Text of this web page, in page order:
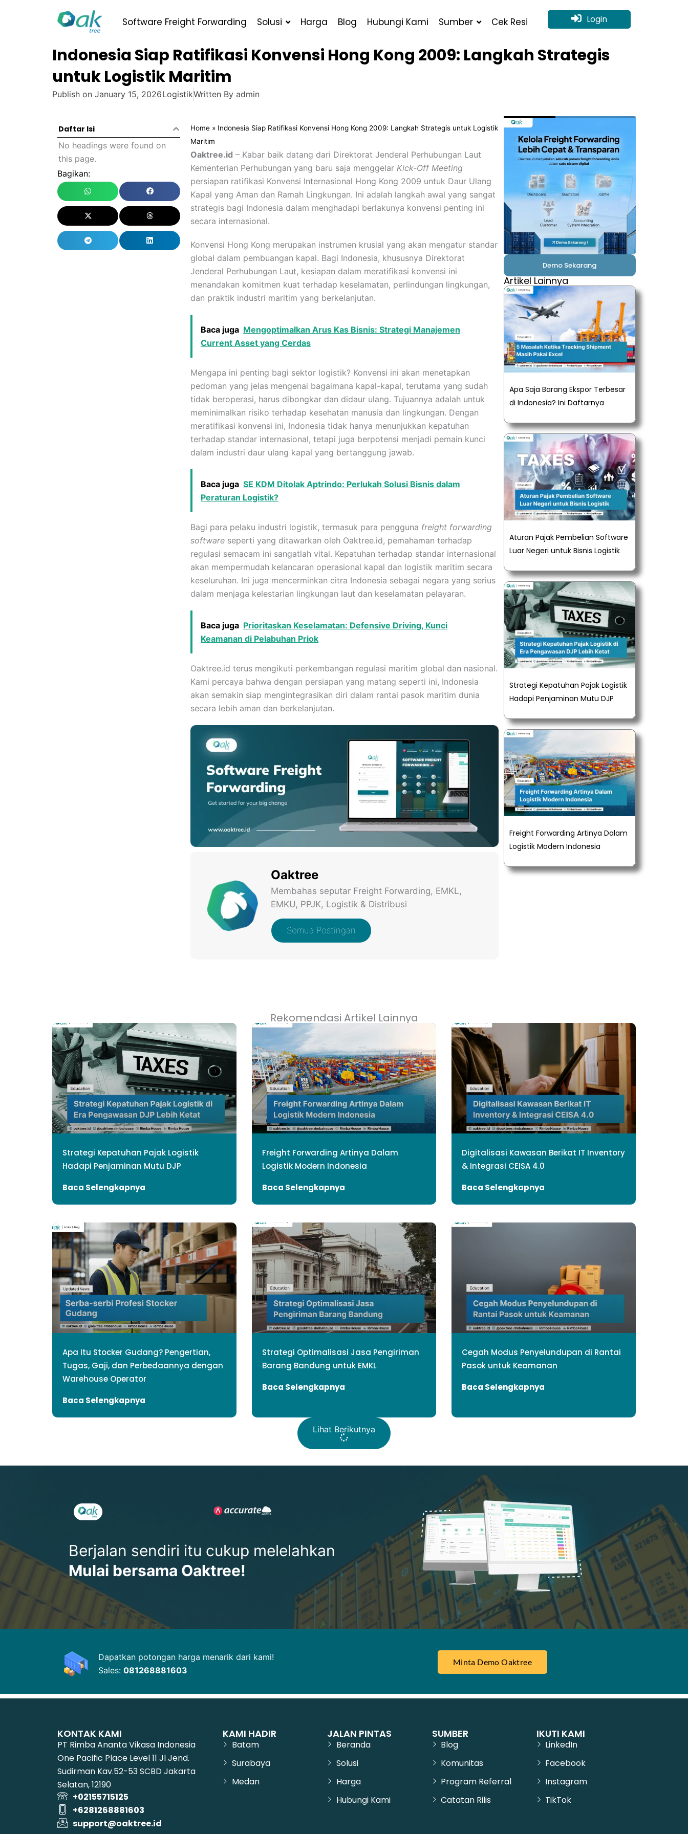
Software Freight Forwarding Solusi Harga Blog Hubungi Kami Sumber Cek Resi Login
Indonesia Siap Ratifikasi Konvensi Hong Kong 2009: Langkah Strategis
untuk Logistik Maritim
Publish on January 15, 2026LogistikWritten By admin
Daftar Isi
No headings were found on
this page.
Bagikan:
Home » Indonesia Siap Ratifikasi Konvensi Hong Kong 2009: Langkah Strategis untuk Logistik
Maritim
Oaktree.id – Kabar baik datang dari Direktorat Jenderal Perhubungan Laut
Kementerian Perhubungan yang baru saja menggelarKick-Off Meeting
persiapan ratifikasi Konvensi Internasional Hong Kong 2009 untuk Daur Ulang
Kapal yang Aman dan Ramah Lingkungan. Ini adalah langkah awal yang sangat
strategis bagi Indonesia dalam menghadapi berlakunya konvensi penting ini
secara internasional.
Konvensi Hong Kong merupakan instrumen krusial yang akan mengatur standar
global dalam pembuangan kapal. Bagi Indonesia, khususnya Direktorat
Jenderal Perhubungan Laut, kesiapan dalam meratifikasi konvensi ini
menandakan komitmen kuat terhadap keselamatan, perlindungan lingkungan,
dan praktik industri maritim yang berkelanjutan.
Baca juga Mengoptimalkan Arus Kas Bisnis: Strategi Manajemen
Current Asset yang Cerdas
Mengapa ini penting bagi sektor logistik? Konvensi ini akan menetapkan
pedoman yang jelas mengenai bagaimana kapal-kapal, terutama yang sudah
tidak beroperasi, harus dibongkar dan didaur ulang. Tujuannya adalah untuk
meminimalkan risiko terhadap kesehatan manusia dan lingkungan. Dengan
meratifikasi konvensi ini, Indonesia tidak hanya menunjukkan kepatuhan
terhadap standar internasional, tetapi juga berpotensi menjadi pemain kunci
dalam industri daur ulang kapal yang bertanggung jawab.
Baca juga SE KDM Ditolak Aptrindo: Perlukah Solusi Bisnis dalam
Peraturan Logistik?
Bagi para pelaku industri logistik, termasuk para pengguna freight forwarding
software seperti yang ditawarkan oleh Oaktree.id, pemahaman terhadap
regulasi semacam ini sangatlah vital. Kepatuhan terhadap standar internasional
akan mempermudah kelancaran operasional kapal dan logistik maritim secara
keseluruhan. Ini juga mencerminkan citra Indonesia sebagai negara yang serius
dalam menjaga kelestarian lingkungan laut dan keselamatan pelayaran.
Baca juga Prioritaskan Keselamatan: Defensive Driving, Kunci
Keamanan di Pelabuhan Priok
Oaktree.id terus mengikuti perkembangan regulasi maritim global dan nasional.
Kami percaya bahwa dengan persiapan yang matang seperti ini, Indonesia
akan semakin siap mengintegrasikan diri dalam rantai pasok maritim dunia
secara lebih aman dan berkelanjutan.
Oaktree
Membahas seputar Freight Forwarding, EMKL,
EMKU, PPJK, Logistik & Distribusi
Semua Postingan
Demo Sekarang
Artikel Lainnya
Apa Saja Barang Ekspor Terbesar
di Indonesia? Ini Daftarnya
Aturan Pajak Pembelian Software
Luar Negeri untuk Bisnis Logistik
Strategi Kepatuhan Pajak Logistik
Hadapi Penjaminan Mutu DJP
Freight Forwarding Artinya Dalam
Logistik Modern Indonesia
Rekomendasi Artikel Lainnya
Strategi Kepatuhan Pajak Logistik
Hadapi Penjaminan Mutu DJP
Baca Selengkapnya
Freight Forwarding Artinya Dalam
Logistik Modern Indonesia
Baca Selengkapnya
Digitalisasi Kawasan Berikat IT Inventory
& Integrasi CEISA 4.0
Baca Selengkapnya
Apa Itu Stocker Gudang? Pengertian,
Tugas, Gaji, dan Perbedaannya dengan
Warehouse Operator
Baca Selengkapnya
Strategi Optimalisasi Jasa Pengiriman
Barang Bandung untuk EMKL
Baca Selengkapnya
Cegah Modus Penyelundupan di Rantai
Pasok untuk Keamanan
Baca Selengkapnya
Lihat Berikutnya
Berjalan sendiri itu cukup melelahkan
Mulai bersama Oaktree!
Dapatkan potongan harga menarik dari kami!
Sales:081268881603
Minta Demo Oaktree
KONTAK KAMI
PT Rimba Ananta Vikasa Indonesia
One Pacific Place Level 11 Jl Jend.
Sudirman Kav.52-53 SCBD Jakarta
Selatan, 12190
+02155715125
+6281268881603
support@oaktree.id
KAMI HADIR
Batam
Surabaya
Medan
JALAN PINTAS
Beranda
Solusi
Harga
Hubungi Kami
SUMBER
Blog
Komunitas
Program Referral
Catatan Rilis
IKUTI KAMI
LinkedIn
Facebook
Instagram
TikTok